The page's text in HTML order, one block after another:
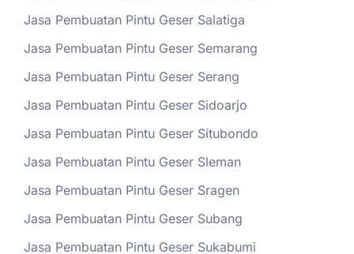
Jasa Pembuatan Pintu Geser Salatiga
Jasa Pembuatan Pintu Geser Semarang
Jasa Pembuatan Pintu Geser Serang
Jasa Pembuatan Pintu Geser Sidoarjo
Jasa Pembuatan Pintu Geser Situbondo
Jasa Pembuatan Pintu Geser Sleman
Jasa Pembuatan Pintu Geser Sragen
Jasa Pembuatan Pintu Geser Subang
Jasa Pembuatan Pintu Geser Sukabumi